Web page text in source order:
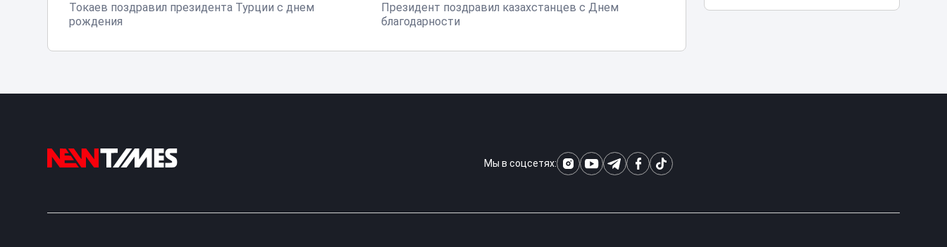
Токаев поздравил президента Турции с днем
рождения
Президент поздравил казахстанцев с Днем
благодарности
Слишкович
Мы в соцсетях: